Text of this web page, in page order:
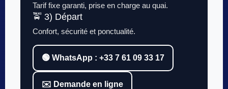
Tarif fixe garanti, prise en charge au quai.
🚖 3) Départ
Confort, sécurité et ponctualité.
🟢 WhatsApp : +33 7 61 09 33 17
✉️ Demande en ligne